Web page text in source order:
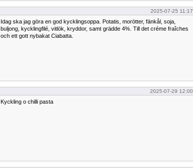
2025-07-25 11:17
Idag ska jag göra en god kycklingsoppa. Potatis, morötter, fänkål, soja,
buljong, kycklingfilé, vitlök, kryddor, samt grädde 4%. Till det créme fraîches
och ett gott nybakat Ciabatta.
2025-07-29 12:00
Kyckling o chilli pasta